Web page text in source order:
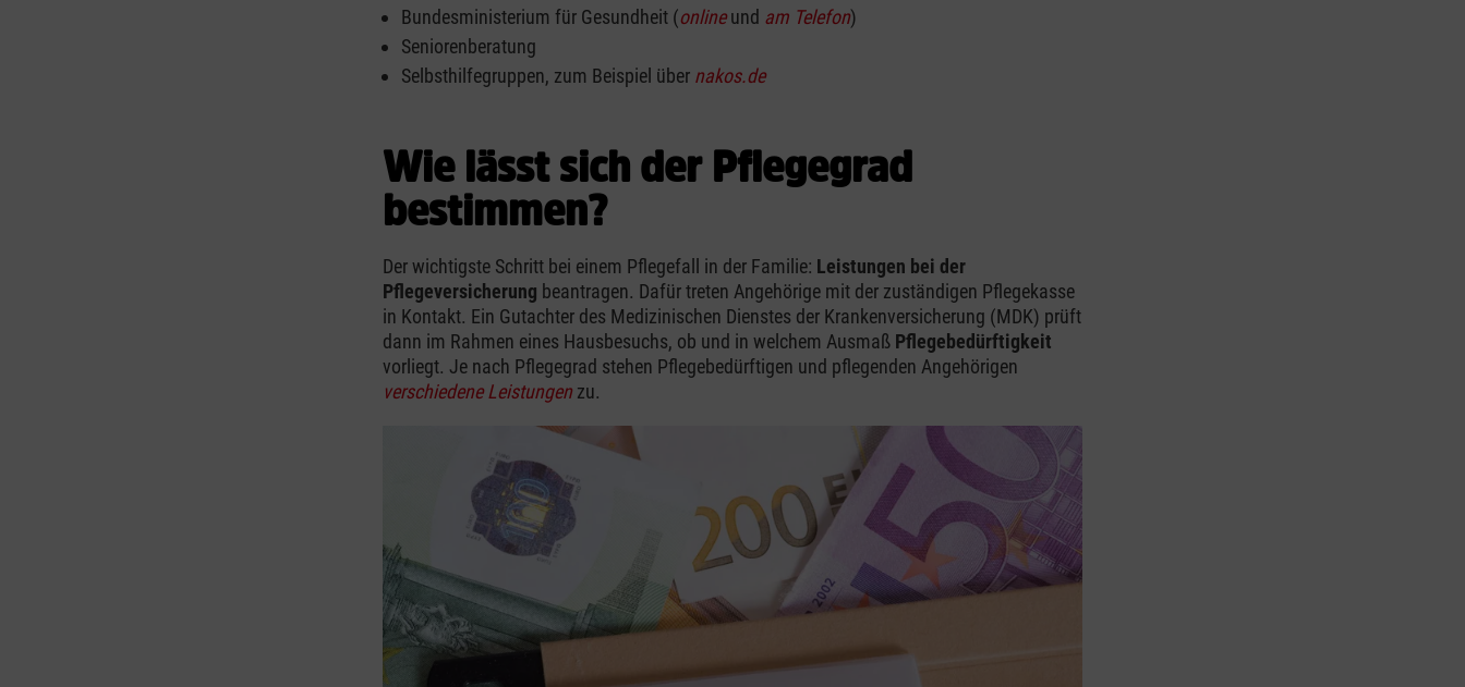
Bundesministerium für Gesundheit (onlineund am Telefon)
Seniorenberatung
Selbsthilfegruppen, zum Beispiel über nakos.de
Wie lässt sich der Pflegegrad
bestimmen?
Der wichtigste Schritt bei einem Pflegefall in der Familie: Leistungen bei der
Pflegeversicherung beantragen. Dafür treten Angehörige mit der zuständigen Pflegekasse
in Kontakt. Ein Gutachter des Medizinischen Dienstes der Krankenversicherung (MDK) prüft
dann im Rahmen eines Hausbesuchs, ob und in welchem Ausmaß Pflegebedürftigkeit
vorliegt. Je nach Pflegegrad stehen Pflegebedürftigen und pflegenden Angehörigen
verschiedene Leistungen zu.